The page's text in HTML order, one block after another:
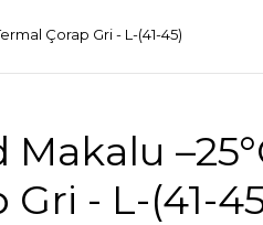
Çorap Gri - L-(41-45)
Makalu
Gri - L-(41-